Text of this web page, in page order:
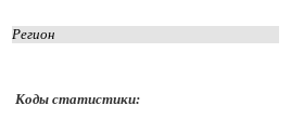
Регион
Коды статистики: